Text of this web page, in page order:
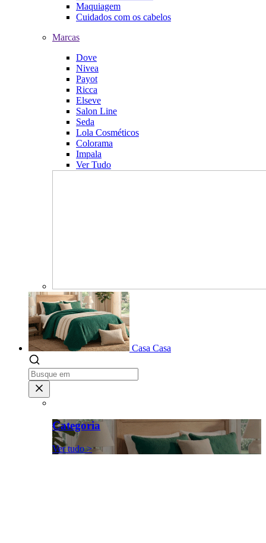
Maquiagem
Cuidados com os cabelos
Marcas
Dove
Nivea
Payot
Ricca
Elseve
Salon Line
Seda
Lola Cosméticos
Colorama
Impala
Ver Tudo
Casa Casa
Categoria
Ver tudo >